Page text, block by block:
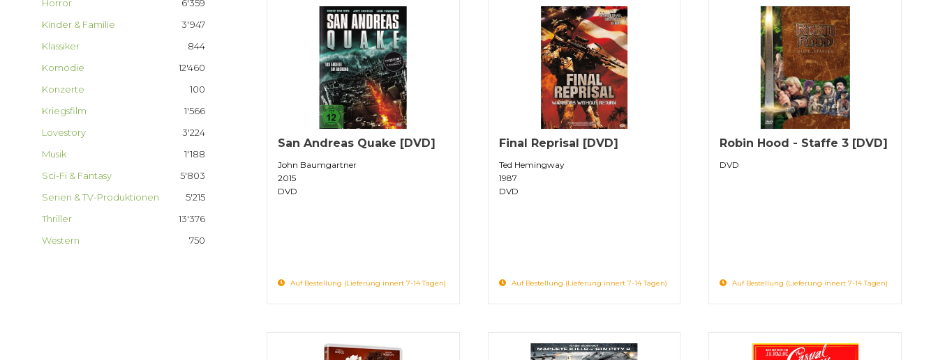
6'359
Horror
3'947
Kinder & Familie
844
Klassiker
12'460
Komödie
100
Konzerte
1'566
Kriegsfilm
3'224
Lovestory
1'188
Musik
5'803
Sci-Fi & Fantasy
5'215
Serien & TV-Produktionen
13'376
Thriller
750
Western
San Andreas Quake [DVD]
John Baumgartner
2015
DVD
Auf Bestellung (Lieferung innert 7-14 Tagen)
Final Reprisal [DVD]
Ted Hemingway
1987
DVD
Auf Bestellung (Lieferung innert 7-14 Tagen)
Robin Hood - Staffe 3 [DVD]
DVD
Auf Bestellung (Lieferung innert 7-14 Tagen)